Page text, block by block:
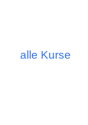
alle Kurse